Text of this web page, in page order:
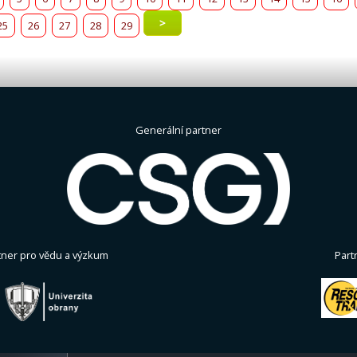
26 27 28 29 >
Generální partner
pro vědu a výzkum